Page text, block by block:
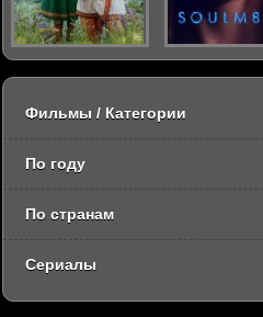
Фильмы / Категории
По году
По странам
Сериалы